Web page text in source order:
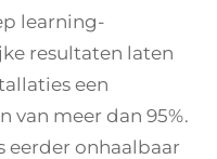
learning-
resultaten laten
een
van meer dan 95%.
eerder onhaalbaar